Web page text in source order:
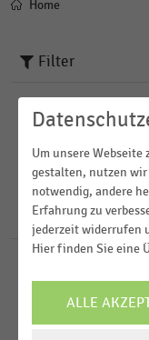
Pfadnavigation
Home
Ergebnisse fürE-
Filter
2026
2025
2022
Um unsere
gestalten, nutzen wir
notwendig, andere
Erfahrung zu
jederzeit widerrufen
Hier finden Sie eine
ALLE